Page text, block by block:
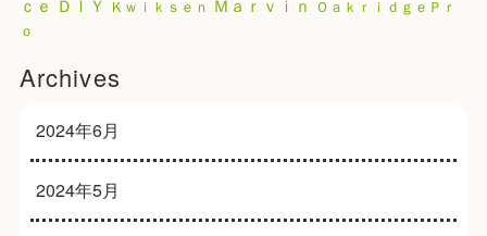
ｃｅ ＤＩＹ Ｋｗｉｋｓｅｎ Ｍａｒｖｉｎ ＯａｋｒｉｄｇｅＰｒ
ｏ
Archives
2024年6月
2024年5月